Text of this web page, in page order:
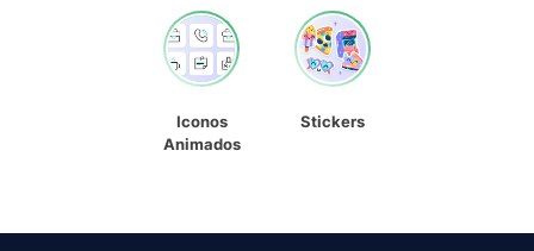
Iconos
Animados
Stickers